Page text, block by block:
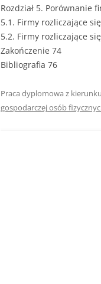
Rozdział 5. Porównanie
5.1. Firmy rozliczające
5.2. Firmy rozliczające
Zakończenie 74
Bibliografia 76
Praca dyplomowa z kierunku
gospodarczej osób